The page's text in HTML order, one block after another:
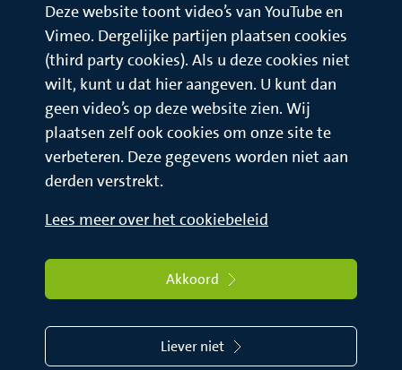
Deze website toont video’s van YouTube en
Vimeo. Dergelijke partijen plaatsen cookies
(third party cookies). Als u deze cookies niet
wilt, kunt u dat hier aangeven. U kunt dan
geen video’s op deze website zien. Wij
plaatsen zelf ook cookies om onze site te
verbeteren. Deze gegevens worden niet aan
derden verstrekt.
Lees meer over het cookiebeleid
Akkoord
Liever niet